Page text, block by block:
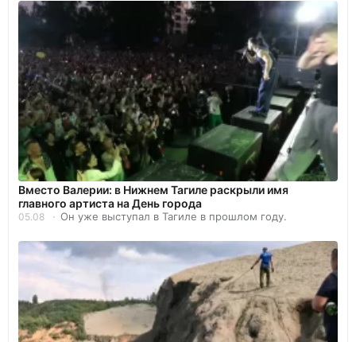
Вместо Валерии: в Нижнем Тагиле раскрыли имя
главного артиста на День города
05.08 Он уже выступал в Тагиле в прошлом году.